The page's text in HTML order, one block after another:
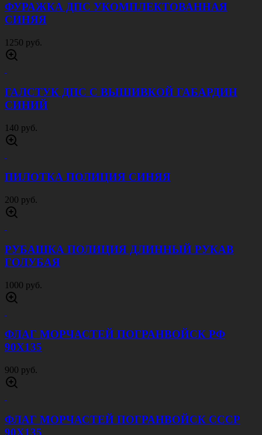
ФУРАЖКА ДПС УКОМПЛЕКТОВАННАЯ
СИНЯЯ
1250 руб.
ГАЛСТУК ДПС С ВЫШИВКОЙ ГАБАРДИН
СИНИЙ
140 руб.
ПИЛОТКА ПОЛИЦИЯ СИНЯЯ
200 руб.
РУБАШКА ПОЛИЦИЯ ДЛИННЫЙ РУКАВ
ГОЛУБАЯ
1000 руб.
ФЛАГ МОРЧАСТЕЙ ПОГРАНВОЙСК РФ
90Х135
900 руб.
ФЛАГ МОРЧАСТЕЙ ПОГРАНВОЙСК СССР
90Х135